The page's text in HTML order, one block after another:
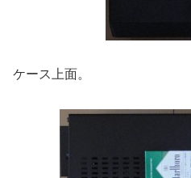
ケース上面。